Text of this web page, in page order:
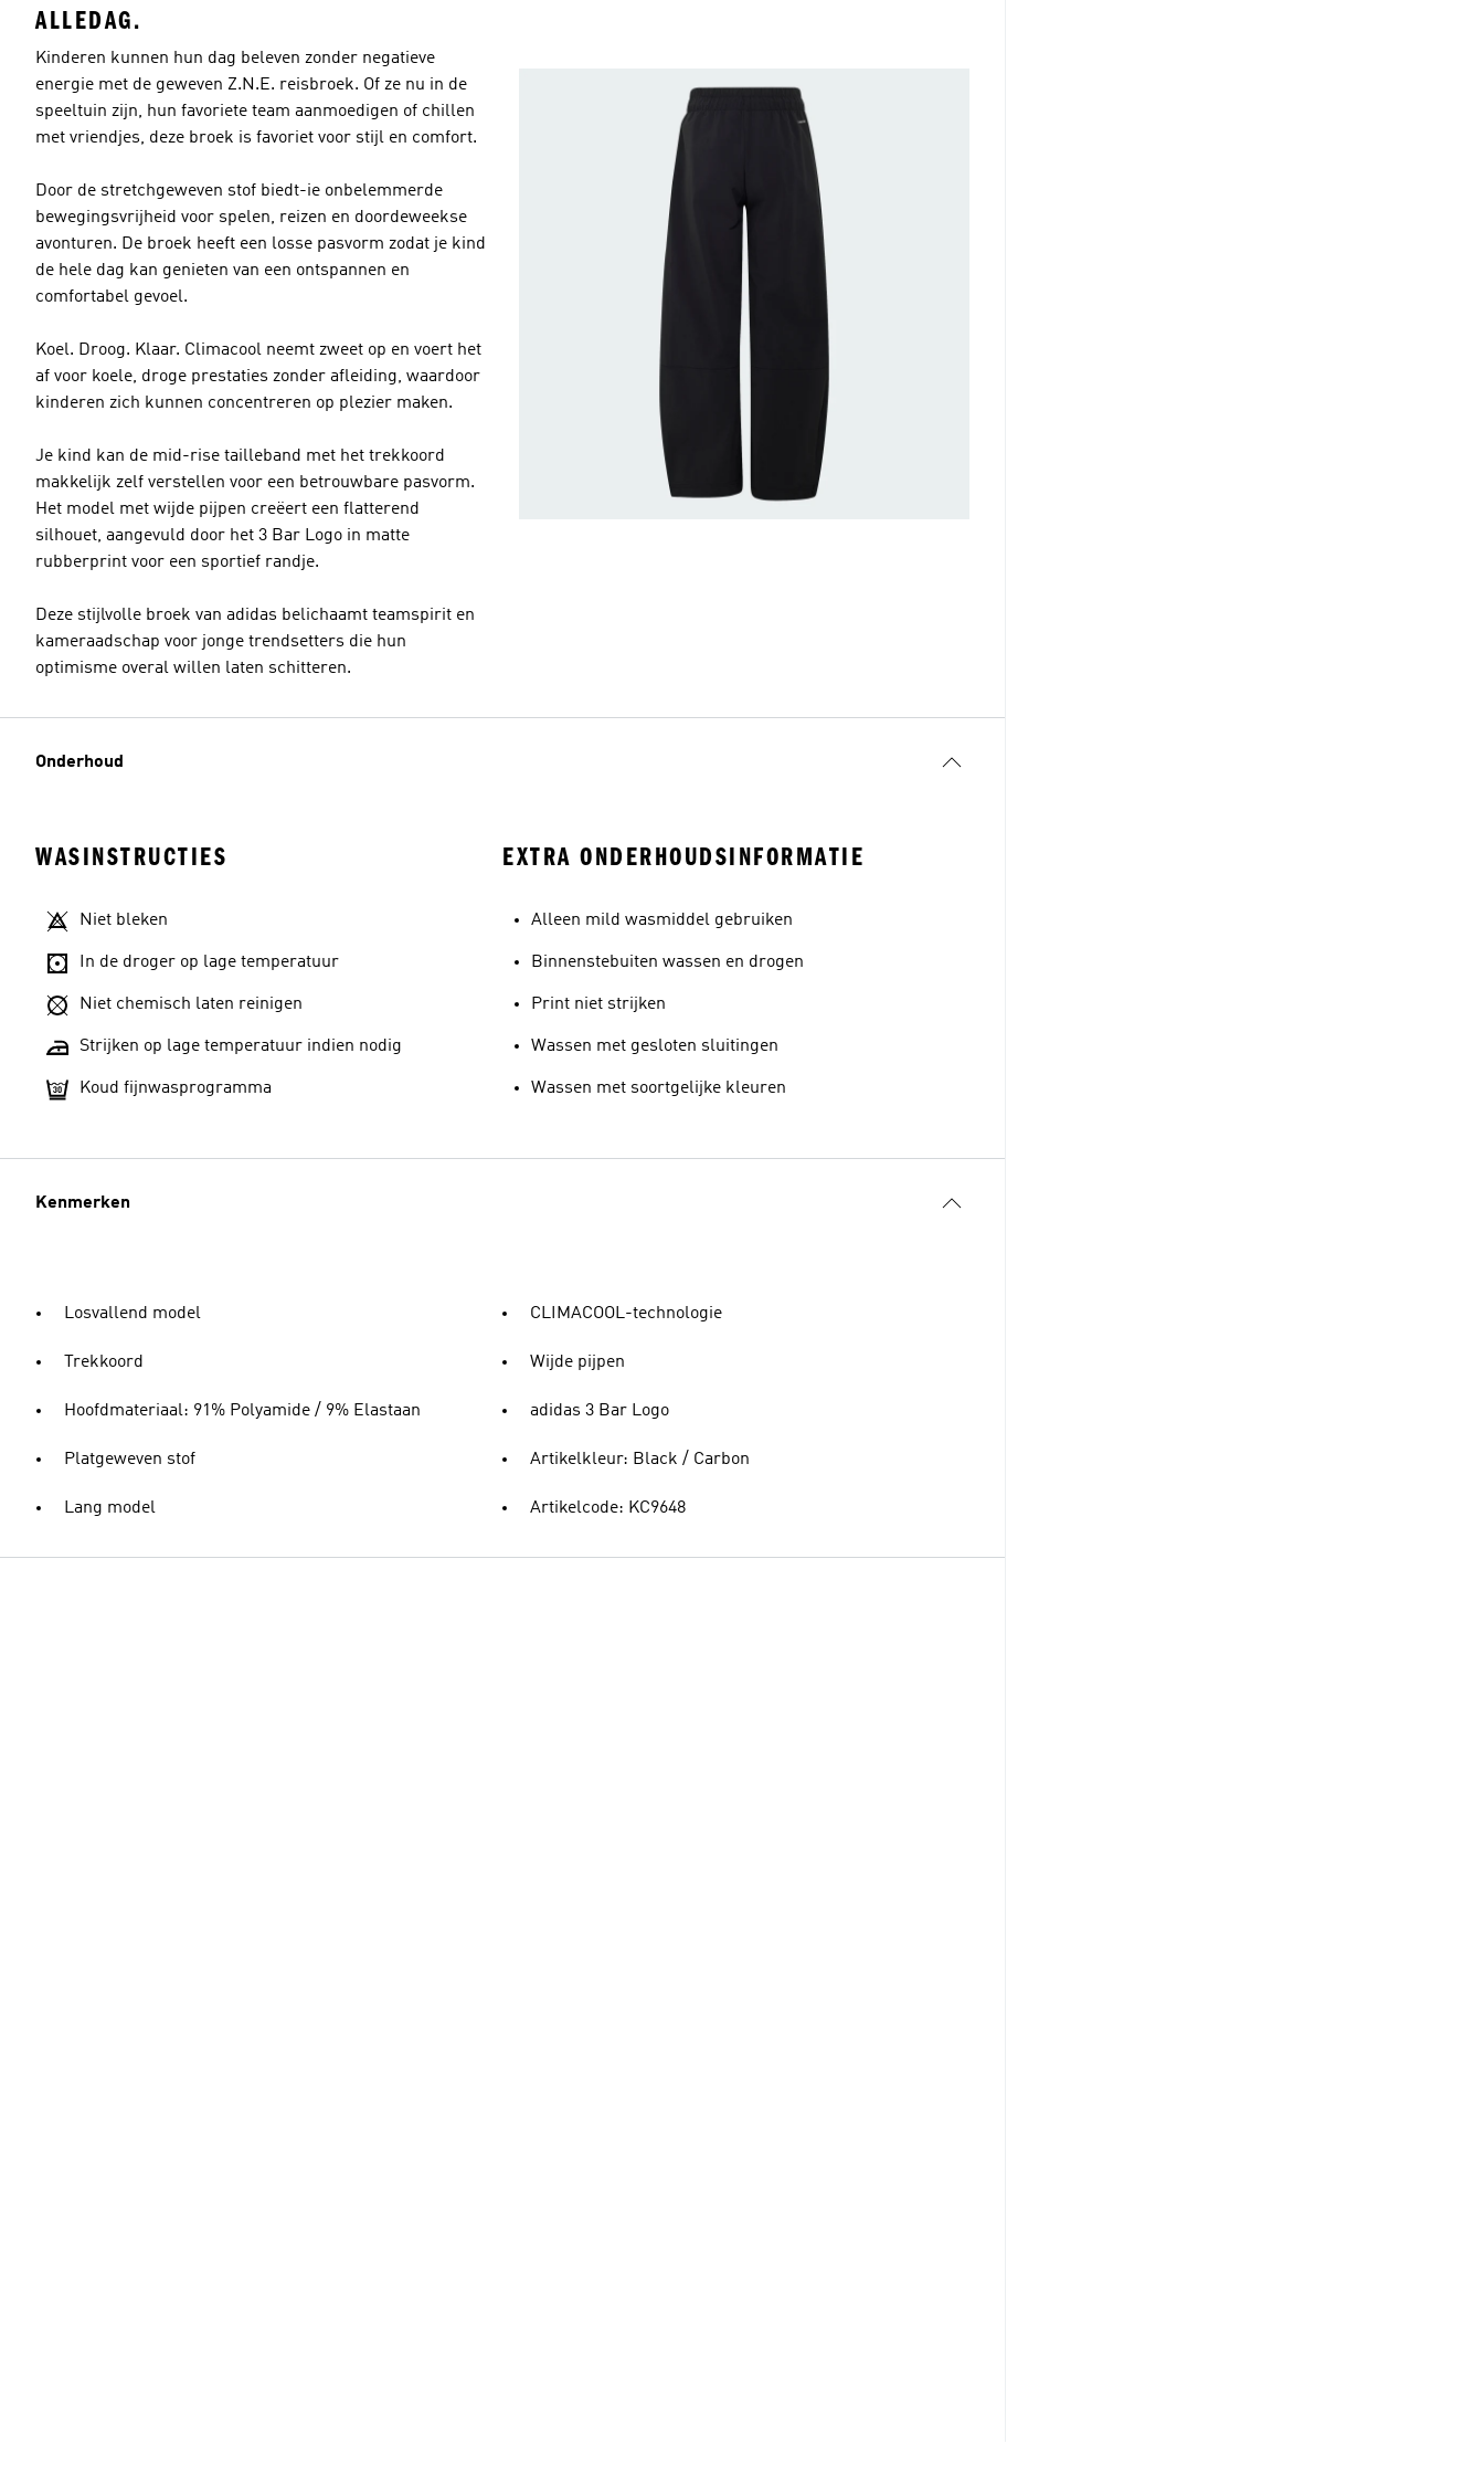
ALLEDAG.
Kinderen kunnen hun dag beleven zonder negatieve
energie met de geweven Z.N.E. reisbroek. Of ze nu in de
speeltuin zijn, hun favoriete team aanmoedigen of chillen
met vriendjes, deze broek is favoriet voor stijl en comfort.
Door de stretchgeweven stof biedt-ie onbelemmerde
bewegingsvrijheid voor spelen, reizen en doordeweekse
avonturen. De broek heeft een losse pasvorm zodat je kind
de hele dag kan genieten van een ontspannen en
comfortabel gevoel.
Koel. Droog. Klaar. Climacool neemt zweet op en voert het
af voor koele, droge prestaties zonder afleiding, waardoor
kinderen zich kunnen concentreren op plezier maken.
Je kind kan de mid-rise tailleband met het trekkoord
makkelijk zelf verstellen voor een betrouwbare pasvorm.
Het model met wijde pijpen creëert een flatterend
silhouet, aangevuld door het 3 Bar Logo in matte
rubberprint voor een sportief randje.
Deze stijlvolle broek van adidas belichaamt teamspirit en
kameraadschap voor jonge trendsetters die hun
optimisme overal willen laten schitteren.
Onderhoud
WASINSTRUCTIES
Niet bleken
In de droger op lage temperatuur
Niet chemisch laten reinigen
Strijken op lage temperatuur indien nodig
Koud fijnwasprogramma
EXTRA ONDERHOUDSINFORMATIE
Alleen mild wasmiddel gebruiken
Binnenstebuiten wassen en drogen
Print niet strijken
Wassen met gesloten sluitingen
Wassen met soortgelijke kleuren
Kenmerken
Losvallend model
Trekkoord
Hoofdmateriaal: 91% Polyamide / 9% Elastaan
Platgeweven stof
Lang model
CLIMACOOL-technologie
Wijde pijpen
adidas 3 Bar Logo
Artikelkleur: Black / Carbon
Artikelcode: KC9648